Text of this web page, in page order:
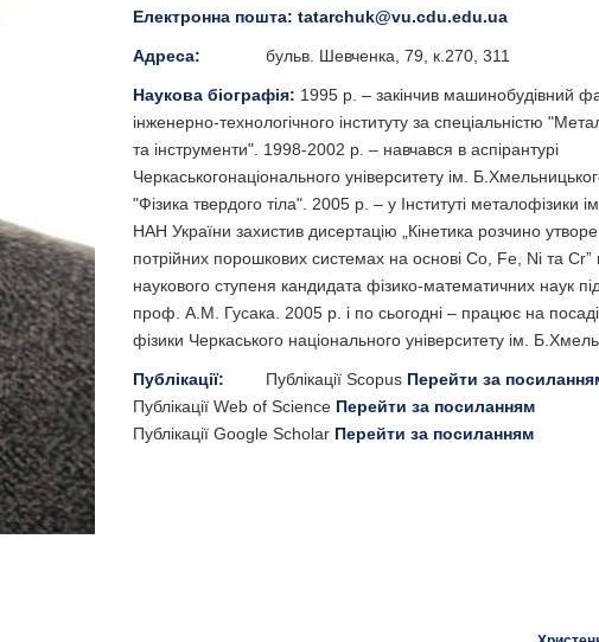
Електронна пошта: tatarchuk@vu.cdu.edu.ua
Адреса: бульв. Шевченка, 79, к.270, 311
Наукова біографія: 1995 р. – закінчив машинобудівний
інженерно-технологічного інституту за спеціальністю
та інструменти". 1998-2002 р. – навчався в аспірантурі
Черкаськогонаціонального університету ім.
"Фізика твердого тіла". 2005 р. – у Інституті металофізики
НАН України захистив дисертацію „Кінетика розчино
потрійних порошкових системах на основі Co, Fe, Ni та Cr”
наукового ступеня кандидата фізико-математичних наук
проф. А.М. Гусака. 2005 р. і по сьогодні – працює на
фізики Черкаського національного університету ім.
Публікації: Публікації Scopus Перейти за
Публікації Web of Science Перейти за посиланням
Публікації Google Scholar Перейти за посиланням